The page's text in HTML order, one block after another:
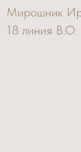
Мирошник
18 линия В.О.